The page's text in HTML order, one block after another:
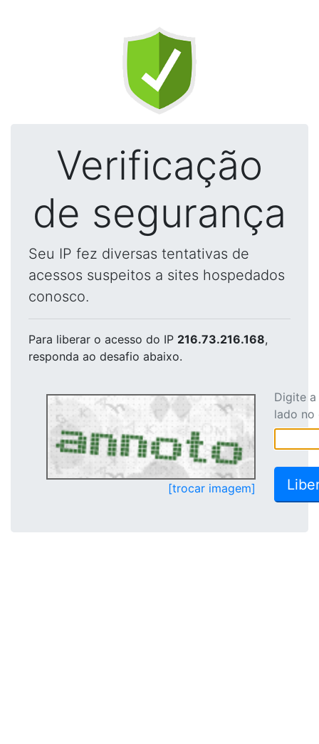
Verificação
de segurança
Seu IP fez diversas tentativas de
acessos suspeitos a sites hospedados
conosco.
Para liberar o acesso do IP 216.73.216.168,
responda ao desafio abaixo.
[trocar imagem]
Digite
lado no